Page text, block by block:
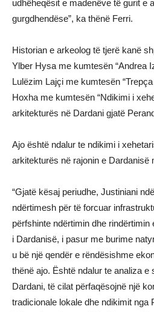
udhëheqësit e madenëve të gurit e
gurgdhendëse”, ka thënë Ferri.
Historian e arkeolog të tjerë kanë
Ylber Hysa me kumtesën “Andrea
Lulëzim Lajçi me kumtesën
Hoxha me kumtesën “Ndikimi i
arkitekturës në Dardani gjatë
Ajo është ndalur te ndikimi i
arkitekturës në rajonin e Dardanisë
“Gjatë kësaj periudhe, Justiniani
ndërtimesh për të forcuar
përfshinte ndërtimin dhe
i Dardanisë, i pasur me burime
u bë një qendër e rëndësishme
thënë ajo. Është ndalur te analiza
Dardani, të cilat përfaqësojnë një
tradicionale lokale dhe ndikimit nga